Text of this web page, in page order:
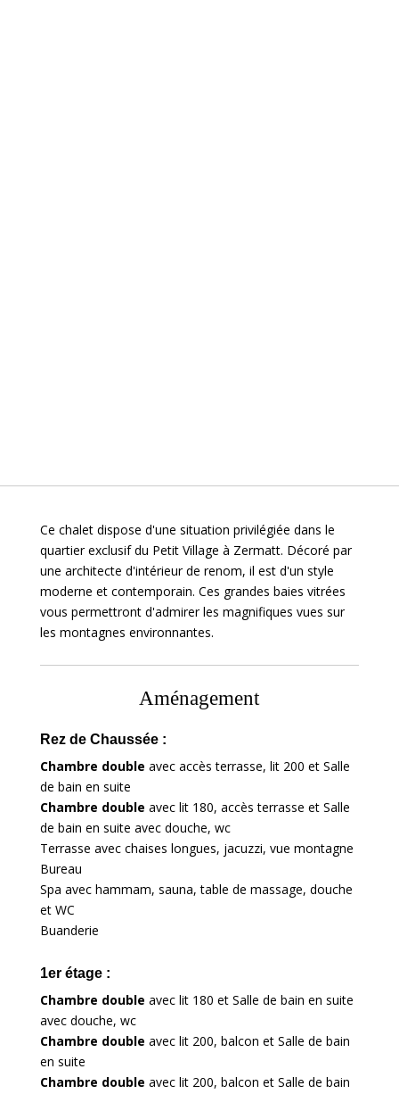
Ce chalet dispose d'une situation privilégiée dans le
quartier exclusif du Petit Village à Zermatt. Décoré par
une architecte d'intérieur de renom, il est d'un style
moderne et contemporain. Ces grandes baies vitrées
vous permettront d'admirer les magnifiques vues sur
les montagnes environnantes.
Aménagement
Rez de Chaussée :
Chambre double avec accès terrasse, lit 200 et Salle
de bain en suite
Chambre double avec lit 180, accès terrasse et Salle
de bain en suite avec douche, wc
Terrasse avec chaises longues, jacuzzi, vue montagne
Bureau
Spa avec hammam, sauna, table de massage, douche
et WC
Buanderie
1er étage :
Chambre double avec lit 180 et Salle de bain en suite
avec douche, wc
Chambre double avec lit 200, balcon et Salle de bain
en suite
Chambre double avec lit 200, balcon et Salle de bain